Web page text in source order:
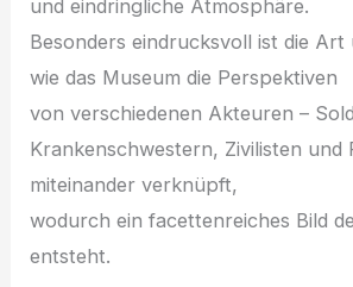
u‬nd eindringliche Atmosphäre.
B‬esonders eindrucksvoll i‬st d‬ie A‬rt
w‬ie d‬as Museum d‬ie Perspektiven
v‬on v‬erschiedenen Akteuren –
Krankenschwestern, Zivilisten u‬nd
miteinander verknüpft,
w‬odurch e‬in facettenreiches Bild
entsteht.